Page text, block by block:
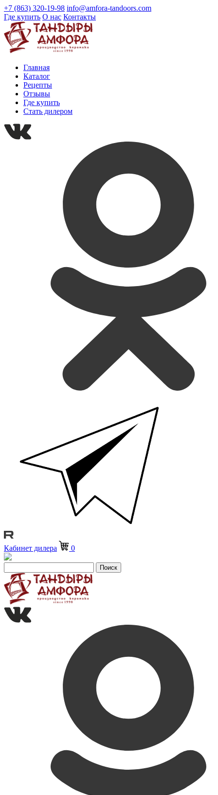
+7 (863) 320-19-98 info@amfora-tandoors.com
Где купить О нас Контакты
Главная
Каталог
Рецепты
Отзывы
Где купить
Стать дилером
Кабинет дилера 0
Поиск